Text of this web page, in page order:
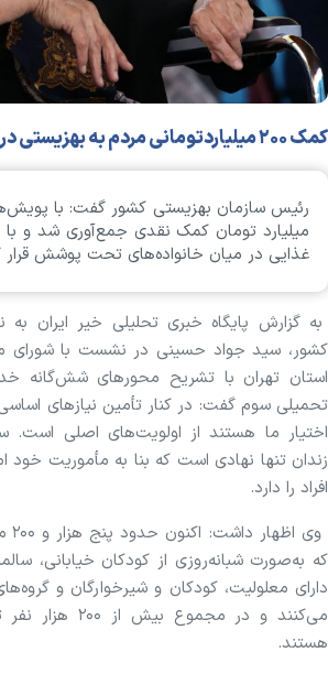
کمک ۲۰۰ میلیاردتومانی مردم به بهزیستی در ایام جنگ
غذایی در میان خانواده‌های تحت پوشش قرار
به گزارش پایگاه خبری تحلیلی خیر ایران
کشور، سید جواد حسینی در نشست با شورای
استان تهران با تشریح محورهای شش‌گانه
تحمیلی سوم گفت: در کنار تأمین نیازهای
اختیار ما هستند از اولویت‌های اصلی است.
زندان تنها نهادی است که بنا به مأموریت خود
افراد را دارد.
که به‌صورت شبانه‌روزی از کودکان خیابانی،
دارای معلولیت، کودکان و شیرخوارگان و
می‌کنند و در
هستند.